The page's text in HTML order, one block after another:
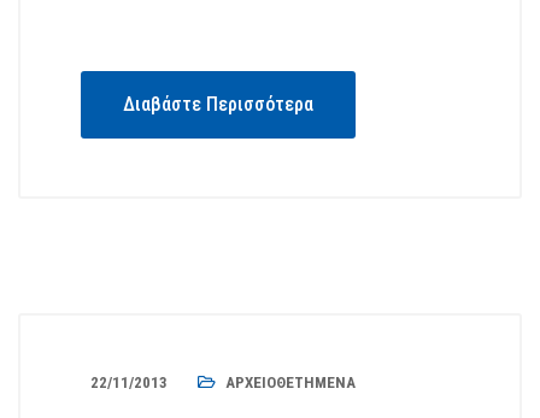
Διαβάστε Περισσότερα
22/11/2013 ΑΡΧΕΙΟΘΕΤΗΜΈΝΑ